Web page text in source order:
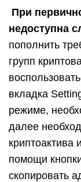
При
недоступна
пополнить
групп
вкладка
режиме,
далее
криптоактива
помощи
скопировать